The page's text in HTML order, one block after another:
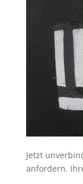
Jetzt
anfordern.